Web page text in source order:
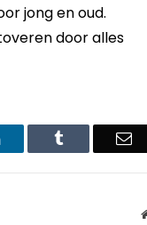
jong en oud.
door alles
Tumblr